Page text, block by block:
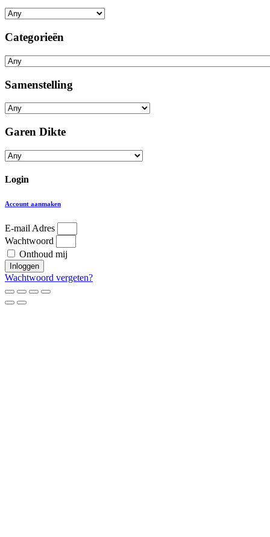
Categorieën
Samenstelling
Garen Dikte
Login
Account aanmaken
E-mail Adres
Wachtwoord
Onthoud mij
Inloggen
Wachtwoord vergeten?